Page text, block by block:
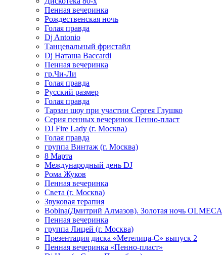
Пенная вечеринка
Рождественская ночь
Голая правда
Dj Antonio
Танцевальный фристайл
Dj Наташа Baccardi
Пенная вечеринка
гр.Чи-Ли
Голая правда
Русский размер
Голая правда
Тарзан шоу при участии Сергея Глушко
Серия пенных вечеринок Пенно-пласт
DJ Fire Lady (г. Москва)
Голая правда
группа Винтаж (г. Москва)
8 Марта
Международный день DJ
Рома Жуков
Пенная вечеринка
Света (г. Москва)
Звуковая терапия
Bobina(Дмитрий Алмазов). Золотая ночь OLMECA
Пенная вечеринка
группа Лицей (г. Москва)
Презентация диска «Метелица-С» выпуск 2
Пенная вечеринка «Пенно-пласт»